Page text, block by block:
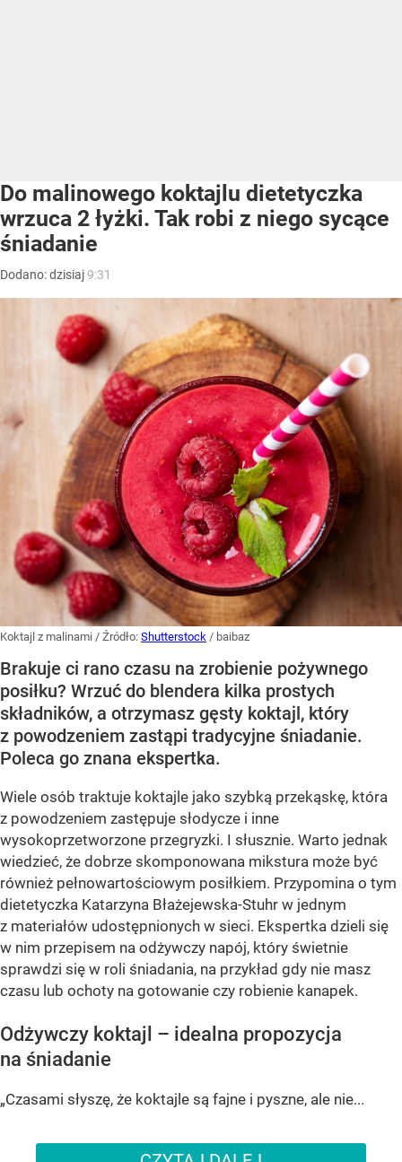
Do malinowego koktajlu dietetyczka
wrzuca 2 łyżki. Tak robi z niego sycące
śniadanie
Dodano:dzisiaj9:31
Koktajl z malinami / Źródło: Shutterstock / baibaz
Brakuje ci rano czasu na zrobienie pożywnego
posiłku? Wrzuć do blendera kilka prostych
składników, a otrzymasz gęsty koktajl, który
z powodzeniem zastąpi tradycyjne śniadanie.
Poleca go znana ekspertka.
Wiele osób traktuje koktajle jako szybką przekąskę, która
z powodzeniem zastępuje słodycze i inne
wysokoprzetworzone przegryzki. I słusznie. Warto jednak
wiedzieć, że dobrze skomponowana mikstura może być
również pełnowartościowym posiłkiem. Przypomina o tym
dietetyczka Katarzyna Błażejewska-Stuhr w jednym
z materiałów udostępnionych w sieci. Ekspertka dzieli się
w nim przepisem na odżywczy napój, który świetnie
sprawdzi się w roli śniadania, na przykład gdy nie masz
czasu lub ochoty na gotowanie czy robienie kanapek.
Odżywczy koktajl – idealna propozycja
na śniadanie
„Czasami słyszę, że koktajle są fajne i pyszne, ale nie...